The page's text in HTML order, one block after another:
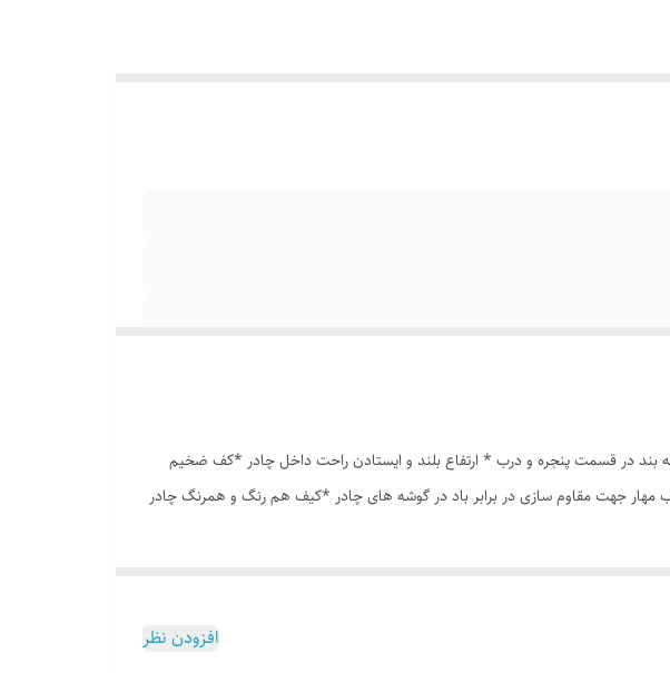
6 نفر *سه عدد پنجره *زیپ درب و پنجره شماره 10 دانه درشت *توری پشه بند در قسمت پنجره و درب * ارتفاع بلند و ایستادن راحت داخل چادر *کف ضخیم
جهت مقاوم سازی در برابر باد در گوشه های چادر *کیف هم رنگ و همرنگ چادر
افزودن نظر